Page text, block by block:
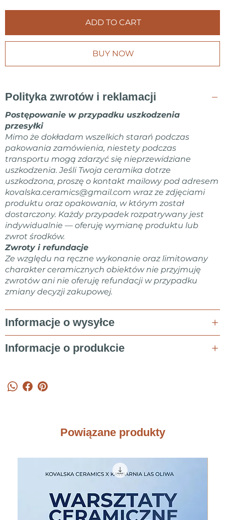
ADD TO CART
BUY NOW
Polityka zwrotów i reklamacji
Postępowanie w przypadku uszkodzenia
przesyłki
Mimo że dokładam wszelkich starań podczas
pakowania zamówienia, niestety podczas
transportu mogą zdarzyć się nieprzewidziane
uszkodzenia. Jeśli Twoja ceramika dotrze
uszkodzona, proszę o kontakt mailowy pod adresem
kovalska.ceramics@gmail.com wraz ze zdjęciami
produktu oraz opakowania, w którym został
dostarczony. Każdy przypadek rozpatrywany jest
indywidualnie — oferuję wymianę produktu lub
zwrot środków.
Zwroty i refundacje
Ze względu na ręczne wykonanie oraz limitowany
charakter ceramicznych obiektów nie przyjmuję
zwrotów ani nie oferuję refundacji w przypadku
zmiany decyzji zakupowej.
Informacje o wysyłce
Informacje o produkcie
Powiązane produkty